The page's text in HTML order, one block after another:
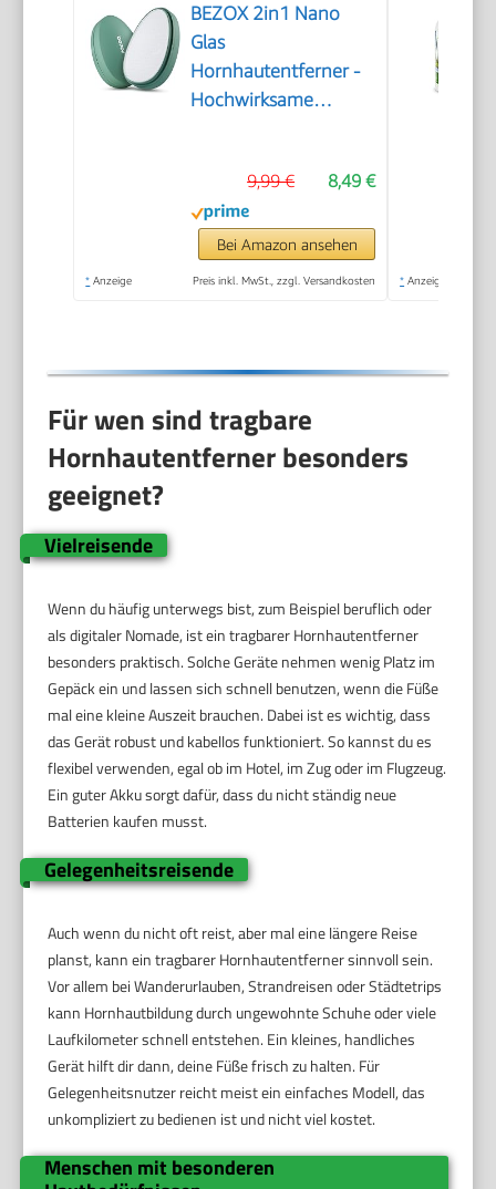
BEZOX 2in1 Nano
Glas
Hornhautentferner -
Hochwirksame
Professionelle
Fußpflege sicher &
schnell Zur
Hornhautentfernung
8,49 €
9,99 €
Bei Amazon ansehen
* Anzeige Preis inkl. MwSt., zzgl. Versandkosten * Anzeige
Für wen sind tragbare
Hornhautentferner besonders
geeignet?
Vielreisende
Wenn du häufig unterwegs bist, zum Beispiel beruflich oder
als digitaler Nomade, ist ein tragbarer Hornhautentferner
besonders praktisch. Solche Geräte nehmen wenig Platz im
Gepäck ein und lassen sich schnell benutzen, wenn die Füße
mal eine kleine Auszeit brauchen. Dabei ist es wichtig, dass
das Gerät robust und kabellos funktioniert. So kannst du es
flexibel verwenden, egal ob im Hotel, im Zug oder im Flugzeug.
Ein guter Akku sorgt dafür, dass du nicht ständig neue
Batterien kaufen musst.
Gelegenheitsreisende
Auch wenn du nicht oft reist, aber mal eine längere Reise
planst, kann ein tragbarer Hornhautentferner sinnvoll sein.
Vor allem bei Wanderurlauben, Strandreisen oder Städtetrips
kann Hornhautbildung durch ungewohnte Schuhe oder viele
Laufkilometer schnell entstehen. Ein kleines, handliches
Gerät hilft dir dann, deine Füße frisch zu halten. Für
Gelegenheitsnutzer reicht meist ein einfaches Modell, das
unkompliziert zu bedienen ist und nicht viel kostet.
Menschen mit besonderen